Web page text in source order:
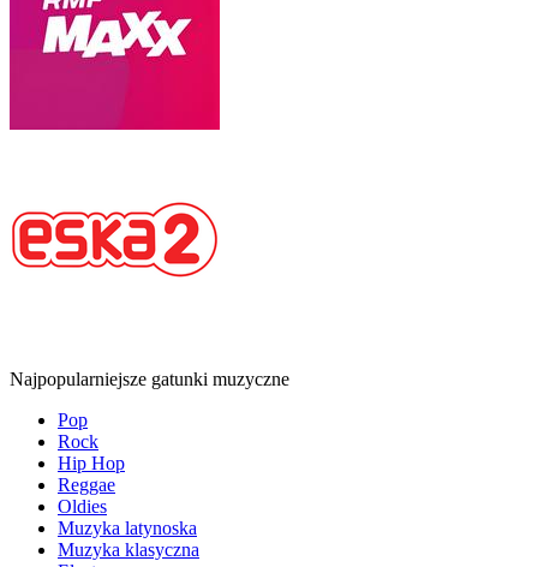
Najpopularniejsze gatunki muzyczne
Pop
Rock
Hip Hop
Reggae
Oldies
Muzyka latynoska
Muzyka klasyczna